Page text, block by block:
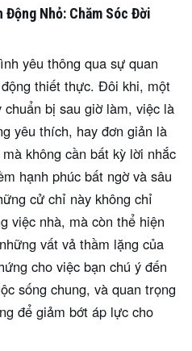
Động Nhỏ: Chăm Sóc Đời
yêu thông qua sự quan
thiết thực. Đôi khi, một
bị sau giờ làm, việc là
yêu thích, hay đơn giản là
không cần bất kỳ lời nhắc
hạnh phúc bất ngờ và sâu
cử chỉ này không chỉ
việc nhà, mà còn thể hiện
vất vả thầm lặng của
cho việc bạn chú ý đến
sống chung, và quan trọng
để giảm bớt áp lực cho